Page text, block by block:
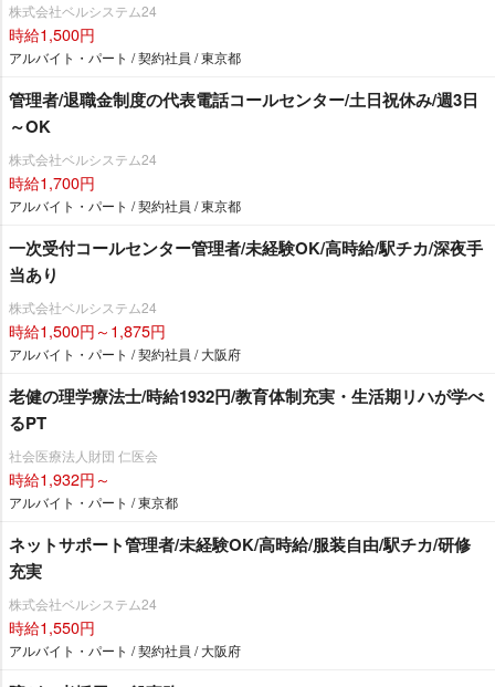
株式会社ベルシステム24
時給1,500円
アルバイト・パート / 契約社員 / 東京都
管理者/退職金制度の代表電話コールセンター/土日祝休み/週3日
～OK
株式会社ベルシステム24
時給1,700円
アルバイト・パート / 契約社員 / 東京都
一次受付コールセンター管理者/未経験OK/高時給/駅チカ/深夜手
当あり
株式会社ベルシステム24
時給1,500円～1,875円
アルバイト・パート / 契約社員 / 大阪府
老健の理学療法士/時給1932円/教育体制充実・生活期リハが学べ
るPT
社会医療法人財団 仁医会
時給1,932円～
アルバイト・パート / 東京都
ネットサポート管理者/未経験OK/高時給/服装自由/駅チカ/研修
充実
株式会社ベルシステム24
時給1,550円
アルバイト・パート / 契約社員 / 大阪府